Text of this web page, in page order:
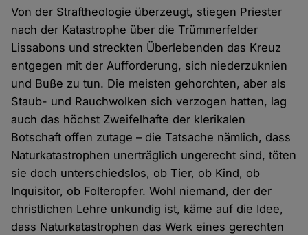
Von der Straftheologie überzeugt, stiegen Priester
nach der Katastrophe über die Trümmerfelder
Lissabons und streckten Überlebenden das Kreuz
entgegen mit der Aufforderung, sich niederzuknien
und Buße zu tun. Die meisten gehorchten, aber als
Staub- und Rauchwolken sich verzogen hatten, lag
auch das höchst Zweifelhafte der klerikalen
Botschaft offen zutage – die Tatsache nämlich, dass
Naturkatastrophen unerträglich ungerecht sind, töten
sie doch unterschiedslos, ob Tier, ob Kind, ob
Inquisitor, ob Folteropfer. Wohl niemand, der der
christlichen Lehre unkundig ist, käme auf die Idee,
dass Naturkatastrophen das Werk eines gerechten